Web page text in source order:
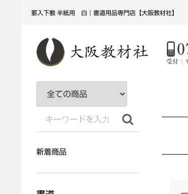
罫入下敷 半紙用 白｜書道用品専門店【大阪教材社】
新着商品